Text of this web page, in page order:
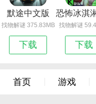
默途中文版
找物解谜 375.83MB
下载
找物解谜
下载
首页 游戏